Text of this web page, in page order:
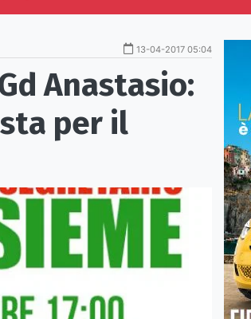
13-04-2017 05:04
Anastasio:
per il